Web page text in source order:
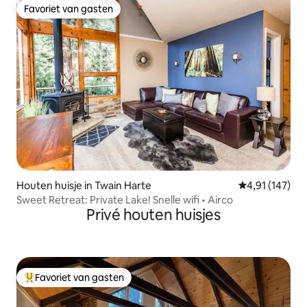
Favoriet van gasten
Favoriet van gasten
Houten huisje in Twain Harte Gemiddelde
4,91 (147)
Sweet Retreat: Private Lake! Snelle wifi • Airco
Privé houten huisjes
Topfavoriet van gasten
Favoriet van gasten